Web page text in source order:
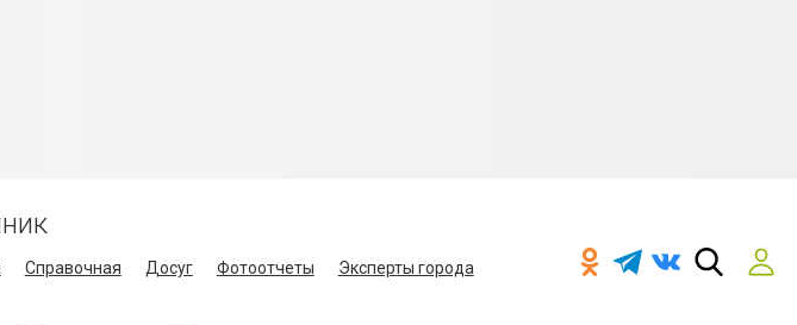
Справочная Досуг Фотоотчеты
Эксперты города